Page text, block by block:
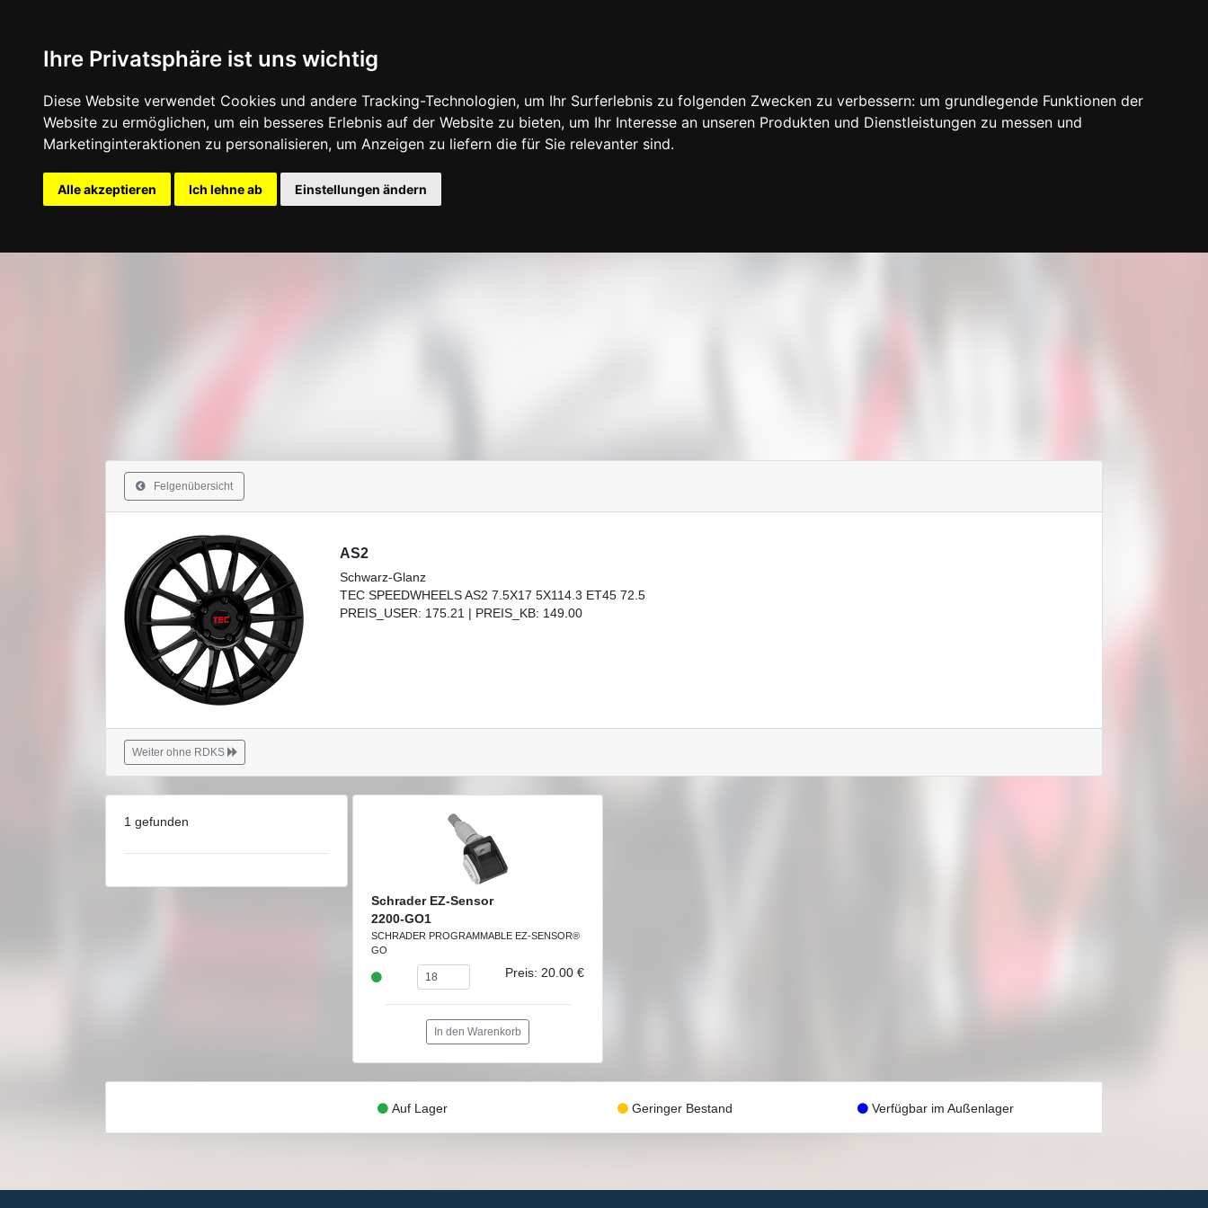
Ihre Privatsphäre ist uns wichtig
Diese Website verwendet Cookies und andere Tracking-Technologien, um Ihr Surferlebnis zu folgenden Zwecken zu verbessern: um grundlegende Funktionen der
Website zu ermöglichen, um ein besseres Erlebnis auf der Website zu bieten, um Ihr Interesse an unseren Produkten und Dienstleistungen zu messen und
Marketinginteraktionen zu personalisieren, um Anzeigen zu liefern die für Sie relevanter sind.
Alle akzeptieren Ich lehne ab Einstellungen ändern
Startseite Konfigurator Felgen Reifensuche
Felgenübersicht
AS2
Schwarz-Glanz
TEC SPEEDWHEELS AS2 7.5X17 5X114.3 ET45 72.5
PREIS_USER: 175.21 | PREIS_KB: 149.00
Weiter ohne RDKS
1 gefunden
Schrader EZ-Sensor
2200-GO1
SCHRADER PROGRAMMABLE EZ-SENSOR®
GO
Preis: 20.00 €
In den Warenkorb
Auf Lager Geringer Bestand Verfügbar im Außenlager